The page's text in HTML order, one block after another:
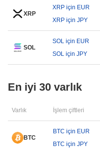
XRP
XRP için EUR
XRP için JPY
SOL
SOL için EUR
SOL için JPY
En iyi 30 varlık
Varlık İşlem çiftleri
BTC
BTC için EUR
BTC için JPY